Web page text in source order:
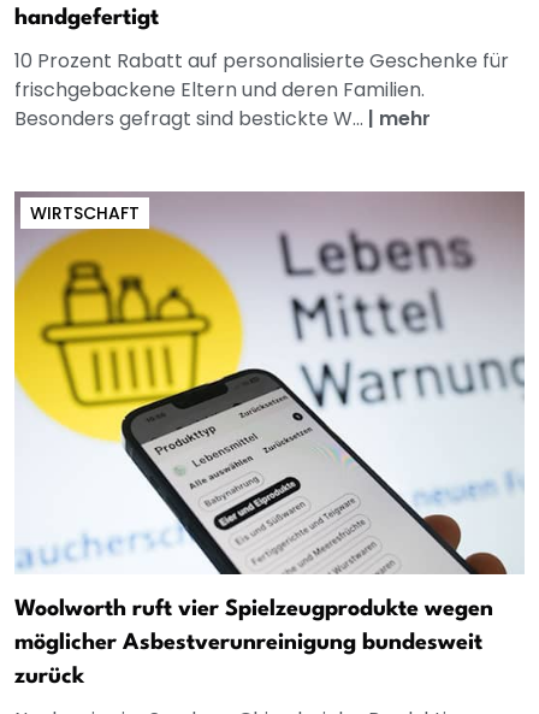
handgefertigt
10 Prozent Rabatt auf personalisierte Geschenke für
frischgebackene Eltern und deren Familien.
Besonders gefragt sind bestickte W... | mehr
WIRTSCHAFT
Woolworth ruft vier Spielzeugprodukte wegen
möglicher Asbestverunreinigung bundesweit
zurück